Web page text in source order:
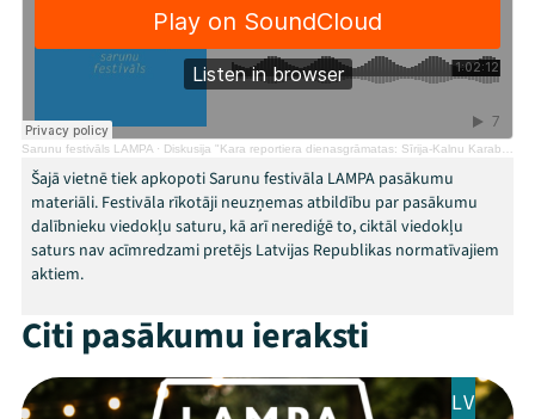
Programma
Arhīvs
Viņi bija LAMPĀ 2026
Jaunumi
Ziedo
Sarunu festivāls LAMPA · Diskusija "Kara reportiera dienasgrāmatas: Sīrija-Kalnu Karabaha-Ukraina"
Šajā vietnē tiek apkopoti Sarunu festivāla LAMPA pasākumu
materiāli. Festivāla rīkotāji neuzņemas atbildību par pasākumu
dalībnieku viedokļu saturu, kā arī nerediģē to, ciktāl viedokļu
saturs nav acīmredzami pretējs Latvijas Republikas normatīvajiem
aktiem.
Citi pasākumu ieraksti
LV